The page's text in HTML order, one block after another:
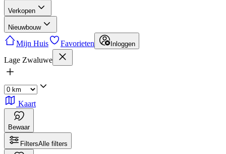
Verkopen
Nieuwbouw
Mijn Huis Favorieten Inloggen
Lage Zwaluwe
Kaart
Bewaar
FiltersAlle filters